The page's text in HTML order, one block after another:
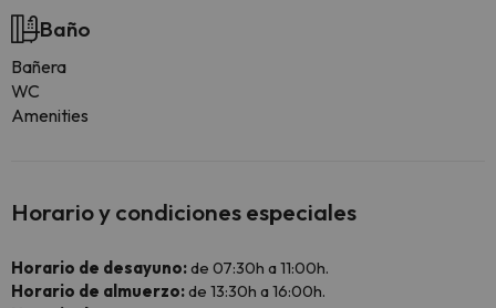
Baño
Bañera
WC
Amenities
Horario y condiciones especiales
Horario de desayuno:de 07:30h a 11:00h.
Horario de almuerzo:de 13:30h a 16:00h.